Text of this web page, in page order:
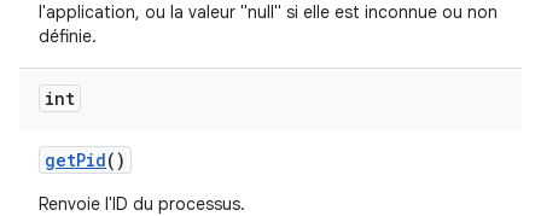
l'application, ou la valeur "null" si elle est inconnue ou non
définie.
int
getPid()
Renvoie l'ID du processus.